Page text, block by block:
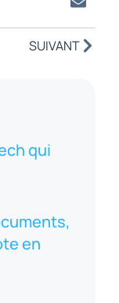
qui
en
SUIVANT